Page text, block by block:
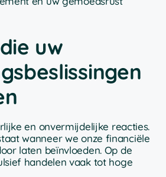
uw
en onvermijdelijke reacties.
wanneer we onze financiële
laten beïnvloeden. Op de
handelen vaak tot hoge